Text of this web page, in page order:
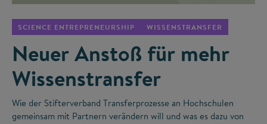
SCIENCE ENTREPRENEURSHIP WISSENSTRANSFER
Neuer Anstoß für mehr
Wissenstransfer
Wie der Stifterverband Transferprozesse an Hochschulen
gemeinsam mit Partnern verändern will und was es dazu von